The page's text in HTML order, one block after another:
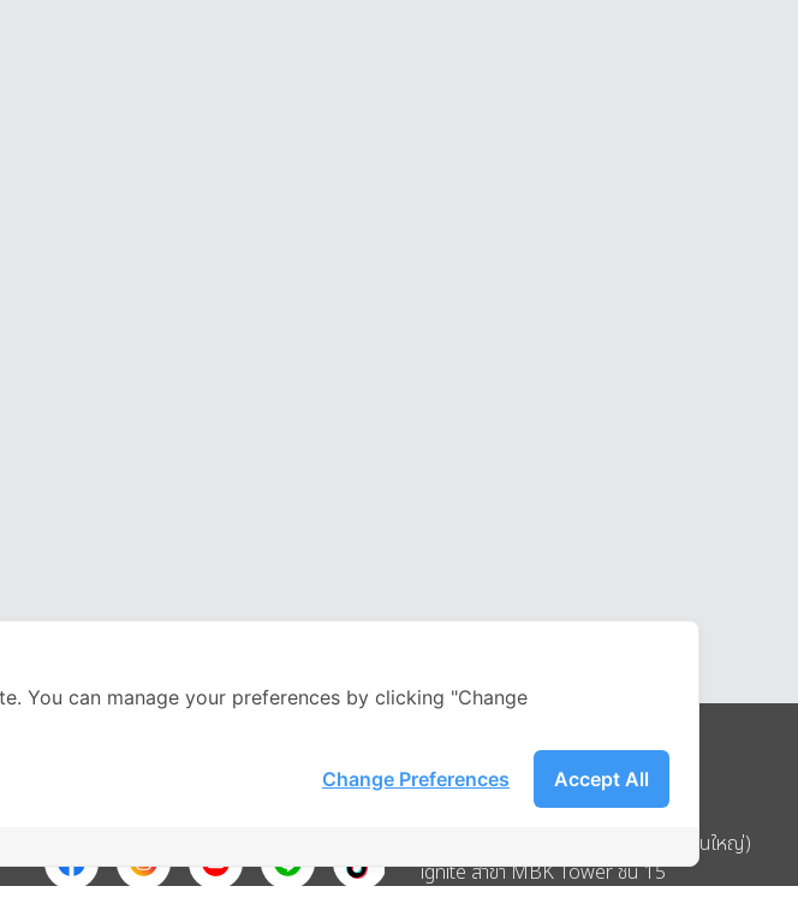
Address
บริษัท อิกไนท์ เอ สตาร์ จำกัด (สำนักงานใหญ่)
ignite สาขา MBK Tower ชั้น 15
You can manage your preferences by clicking "Change
Accept All
Change Preferences